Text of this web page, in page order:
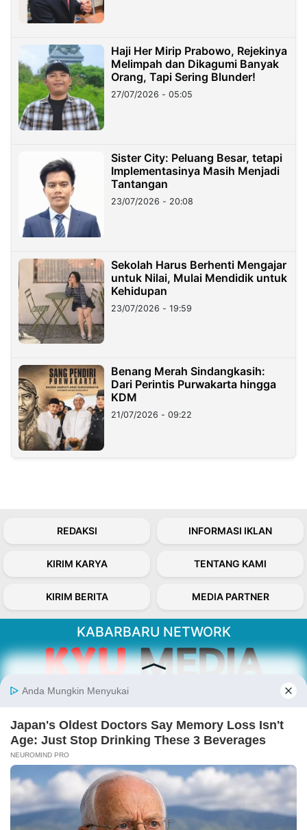
Haji Her Mirip Prabowo, Rejekinya
Melimpah dan Dikagumi Banyak
Orang, Tapi Sering Blunder!
27/07/2026 - 05:05
Sister City: Peluang Besar, tetapi
Implementasinya Masih Menjadi
Tantangan
23/07/2026 - 20:08
Sekolah Harus Berhenti Mengajar
untuk Nilai, Mulai Mendidik untuk
Kehidupan
23/07/2026 - 19:59
Benang Merah Sindangkasih:
Dari Perintis Purwakarta hingga
KDM
21/07/2026 - 09:22
REDAKSI INFORMASI IKLAN
KIRIM KARYA TENTANG KAMI
KIRIM BERITA MEDIA PARTNER
KABARBARU NETWORK
Kabarbaru.co menyajikan berita aktual dan
inspiratif dari sudut pandang berbaik sangka
Follow Kabarbaru